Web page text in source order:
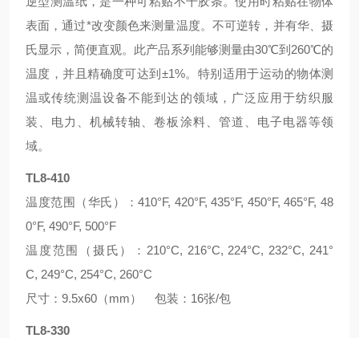
表面，通过*改变颜色来测量温度。不可逆转，并有华、摄
氏显示，简便直观。此产品系列能够测量由30℃到260℃的
温度，并且精确度可达到±1%。特别适用于运动的物体测
温或传统测温设备不能到达的领域，广泛应用于纺织服
装、电力、机械转轴、卷板涂料、管道、电子电器等领
域。
TL8-410
温度范围（华氏）：410°F, 420°F, 435°F, 450°F, 465°F, 48
0°F, 490°F, 500°F
温度范围（摄氏）：210°C, 216°C, 224°C, 232°C, 241°
C, 249°C, 254°C, 260°C
尺寸：9.5x60（mm） 包装：16张/包
TL8-330